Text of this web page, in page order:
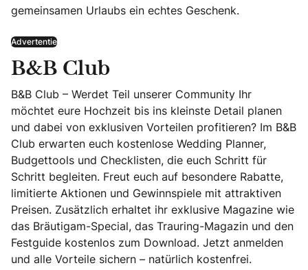
gemeinsamen Urlaubs ein echtes Geschenk.
Advertentie
B&B Club
B&B Club – Werdet Teil unserer Community Ihr
möchtet eure Hochzeit bis ins kleinste Detail planen
und dabei von exklusiven Vorteilen profitieren? Im B&B
Club erwarten euch kostenlose Wedding Planner,
Budgettools und Checklisten, die euch Schritt für
Schritt begleiten. Freut euch auf besondere Rabatte,
limitierte Aktionen und Gewinnspiele mit attraktiven
Preisen. Zusätzlich erhaltet ihr exklusive Magazine wie
das Bräutigam-Special, das Trauring-Magazin und den
Festguide kostenlos zum Download. Jetzt anmelden
und alle Vorteile sichern – natürlich kostenfrei.